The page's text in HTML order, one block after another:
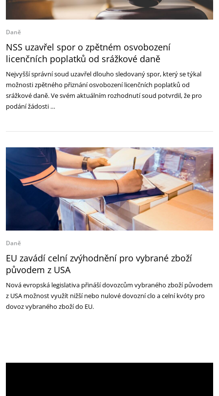
Daně
NSS uzavřel spor o zpětném osvobození
licenčních poplatků od srážkové daně
Nejvyšší správní soud uzavřel dlouho sledovaný spor, který se týkal
možnosti zpětného přiznání osvobození licenčních poplatků od
srážkové daně. Ve svém aktuálním rozhodnutí soud potvrdil, že pro
podání žádosti …
Daně
EU zavádí celní zvýhodnění pro vybrané zboží
původem z USA
Nová evropská legislativa přináší dovozcům vybraného zboží původem
z USA možnost využít nižší nebo nulové dovozní clo a celní kvóty pro
dovoz vybraného zboží do EU.